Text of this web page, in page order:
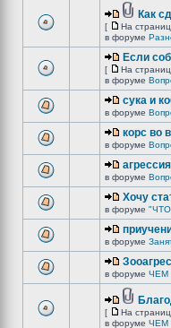
Как
[ На
в форуме
Если
[ На
в форуме
сука и
в форуме
корс во
в форуме
в форуме
Хочу
в форуме
в форуме
в форуме ЧЕМ
[ На
в форуме ЧЕМ